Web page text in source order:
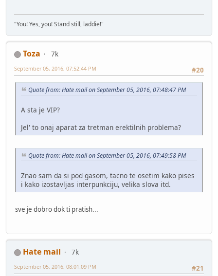
"You! Yes, you! Stand still, laddie!"
Toza
7k
#20
September 05, 2016, 07:52:44 PM
Quote from: Hate mail on September 05, 2016, 07:48:47 PM
A sta je VIP?
Jel' to onaj aparat za tretman erektilnih problema?
Quote from: Hate mail on September 05, 2016, 07:49:58 PM
Znao sam da si pod gasom, tacno te osetim kako pises
i kako izostavljas interpunkciju, velika slova itd.
sve je dobro dok ti pratish...
Hate mail
7k
#21
September 05, 2016, 08:01:09 PM